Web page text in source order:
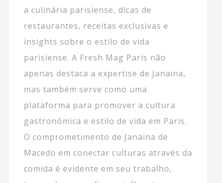
a culinária parisiense, dicas de
restaurantes, receitas exclusivas e
insights sobre o estilo de vida
parisiense. A Fresh Mag Paris não
apenas destaca a expertise de Janaina,
mas também serve como uma
plataforma para promover a cultura
gastronômica e estilo de vida em Paris.
O comprometimento de Janaina de
Macedo em conectar culturas através da
comida é evidente em seu trabalho,